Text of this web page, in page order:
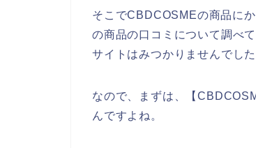
そこでCBDCOSMEの商品に
の商品の口コミについて調べ
サイトはみつかりませんでした
なので、まずは、【
んですよね。